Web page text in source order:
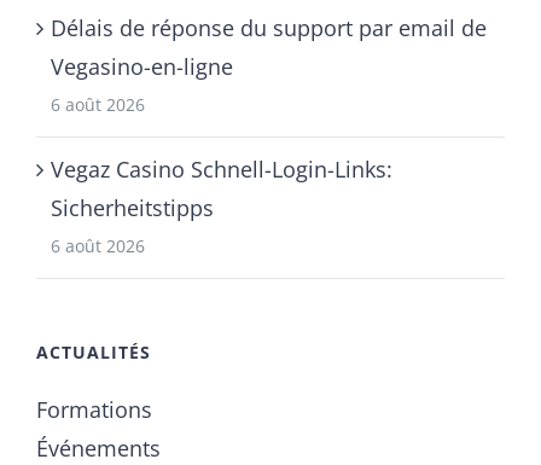
Délais de réponse du support par email de
Vegasino-en-ligne
6 août 2026
Vegaz Casino Schnell-Login-Links:
Sicherheitstipps
6 août 2026
ACTUALITÉS
Formations
Événements